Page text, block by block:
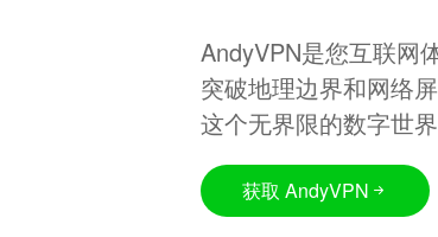
AndyVPN是您互联网
突破地理边界和网络
这个无界限的数字世界
获取 AndyVPN